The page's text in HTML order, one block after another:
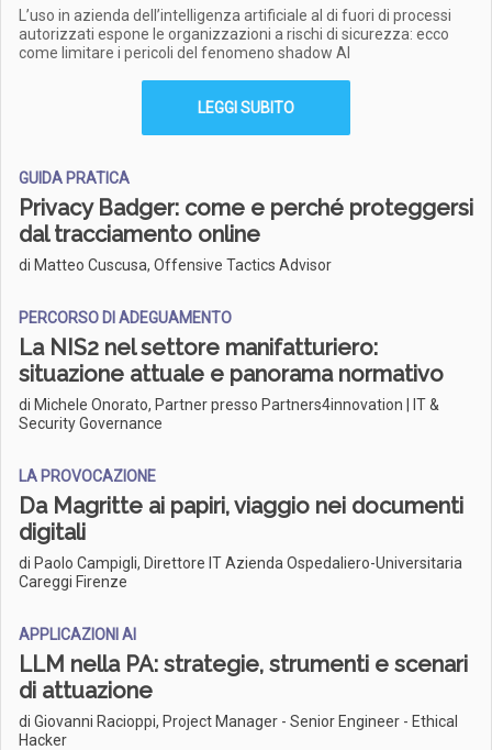
L’uso in azienda dell’intelligenza artificiale al di fuori di processi
autorizzati espone le organizzazioni a rischi di sicurezza: ecco
come limitare i pericoli del fenomeno shadow AI
LEGGI SUBITO
GUIDA PRATICA
Privacy Badger: come e perché proteggersi
dal tracciamento online
di Matteo Cuscusa, Offensive Tactics Advisor
PERCORSO DI ADEGUAMENTO
La NIS2 nel settore manifatturiero:
situazione attuale e panorama normativo
di Michele Onorato, Partner presso Partners4innovation | IT &
Security Governance
LA PROVOCAZIONE
Da Magritte ai papiri, viaggio nei documenti
digitali
di Paolo Campigli, Direttore IT Azienda Ospedaliero-Universitaria
Careggi Firenze
APPLICAZIONI AI
LLM nella PA: strategie, strumenti e scenari
di attuazione
di Giovanni Racioppi, Project Manager - Senior Engineer - Ethical
Hacker